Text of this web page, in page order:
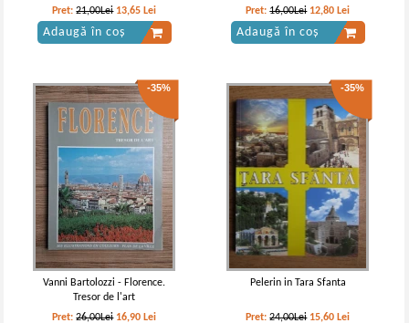
Pret:21,00Lei 13,65 Lei
Adaugă în coș
Pret:16,00Lei 12,80 Lei
Adaugă în coș
-35%
Vanni Bartolozzi - Florence.
Tresor de l'art
Pret:26,00Lei 16,90 Lei
-35%
Pelerin in Tara Sfanta
Pret:24,00Lei 15,60 Lei